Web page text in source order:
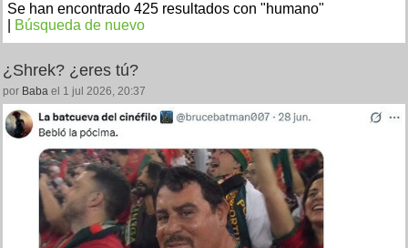
Se han encontrado 425 resultados con "humano"
Búsqueda de nuevo
¿Shrek? ¿eres tú?
por Baba el 1 jul 2026, 20:37